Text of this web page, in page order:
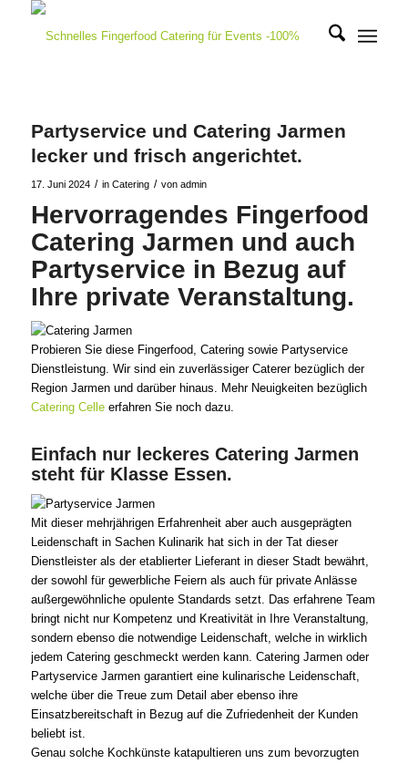
Partyservice und Catering Jarmen
lecker und frisch angerichtet.
17. Juni 2024 / in Catering / von admin
Hervorragendes Fingerfood
Catering Jarmen und auch
Partyservice in Bezug auf
Ihre private Veranstaltung.
Probieren Sie diese Fingerfood, Catering sowie Partyservice
Dienstleistung. Wir sind ein zuverlässiger Caterer bezüglich der
Region Jarmen und darüber hinaus. Mehr Neuigkeiten bezüglich
Catering Celleerfahren Sie noch dazu.
Einfach nur leckeres Catering Jarmen
steht für Klasse Essen.
Mit dieser mehrjährigen Erfahrenheit aber auch ausgeprägten
Leidenschaft in Sachen Kulinarik hat sich in der Tat dieser
Dienstleister als der etablierter Lieferant in dieser Stadt bewährt,
der sowohl für gewerbliche Feiern als auch für private Anlässe
außergewöhnliche opulente Standards setzt. Das erfahrene Team
bringt nicht nur Kompetenz und Kreativität in Ihre Veranstaltung,
sondern ebenso die notwendige Leidenschaft, welche in wirklich
jedem Catering geschmeckt werden kann. Catering Jarmen oder
Partyservice Jarmen garantiert eine kulinarische Leidenschaft,
welche über die Treue zum Detail aber ebenso ihre
Einsatzbereitschaft in Bezug auf die Zufriedenheit der Kunden
beliebt ist.
Genau solche Kochkünste katapultieren uns zum bevorzugten